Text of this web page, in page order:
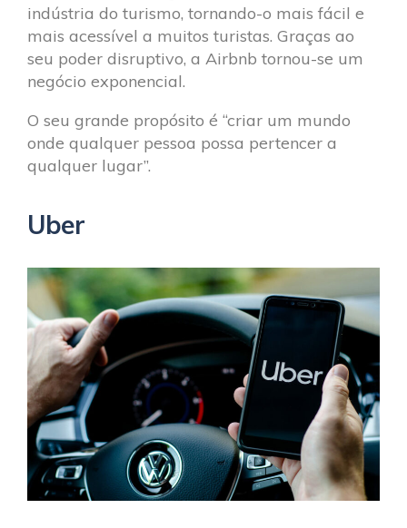
indústria do turismo, tornando-o mais fácil e
mais acessível a muitos turistas. Graças ao
seu poder disruptivo, a Airbnb tornou-se um
negócio exponencial.
O seu grande propósito é “criar um mundo
onde qualquer pessoa possa pertencer a
qualquer lugar”.
Uber